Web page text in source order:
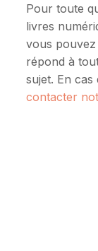
Pour toute
livres
vous
répond à
sujet. En cas
contacter